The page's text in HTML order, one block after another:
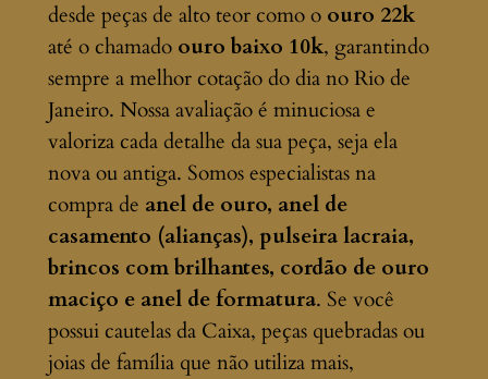
desde peças de alto teor como o ouro 22k
até o chamado ouro baixo 10k, garantindo
sempre a melhor cotação do dia no Rio de
Janeiro. Nossa avaliação é minuciosa e
valoriza cada detalhe da sua peça, seja ela
nova ou antiga. Somos especialistas na
compra de anel de ouro, anel de
casamento (alianças), pulseira lacraia,
brincos com brilhantes, cordão de ouro
maciço e anel de formatura. Se você
possui cautelas da Caixa, peças quebradas ou
joias de família que não utiliza mais,